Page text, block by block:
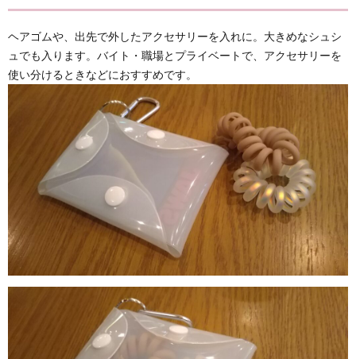
ヘアゴムや、出先で外したアクセサリーを入れに。大きめなシュシ
ュでも入ります。バイト・職場とプライベートで、アクセサリーを
使い分けるときなどにおすすめです。